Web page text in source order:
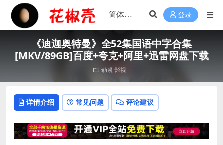
登录
《迪迦奥特曼》全52集国语中字合集
[MKV/89GB]百度+夸克+阿里+迅雷网盘下载
动漫 影视
详情介绍 常见问题 评论建议